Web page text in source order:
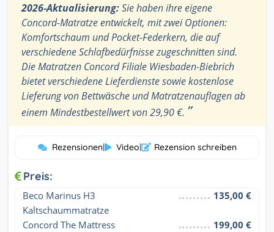
2026-Aktualisierung:Sie haben ihre eigene
Concord-Matratze entwickelt, mit zwei Optionen:
Komfortschaum und Pocket-Federkern, die auf
verschiedene Schlafbedürfnisse zugeschnitten sind.
Die Matratzen Concord Filiale Wiesbaden-Biebrich
bietet verschiedene Lieferdienste sowie kostenlose
Lieferung von Bettwäsche und Matratzenauflagen ab
einem Mindestbestellwert von 29,90 €. ”
Rezensionen| Video| Rezension schreiben
Preis:
Beco Marinus H3
Kaltschaummatratze
135,00 €
Concord The Mattress
199,00 €